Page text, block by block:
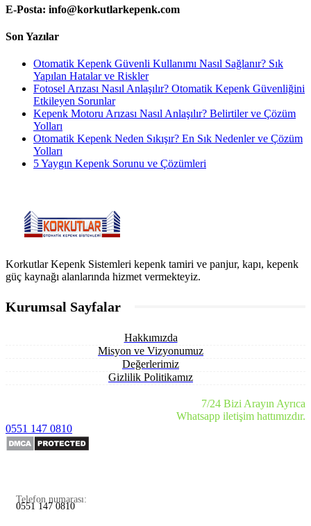
E-Posta: info@korkutlarkepenk.com
Son Yazılar
Otomatik Kepenk Güvenli Kullanımı Nasıl Sağlanır? Sık
Yapılan Hatalar ve Riskler
Fotosel Arızası Nasıl Anlaşılır? Otomatik Kepenk Güvenliğini
Etkileyen Sorunlar
Kepenk Motoru Arızası Nasıl Anlaşılır? Belirtiler ve Çözüm
Yolları
Otomatik Kepenk Neden Sıkışır? En Sık Nedenler ve Çözüm
Yolları
5 Yaygın Kepenk Sorunu ve Çözümleri
Korkutlar Kepenk Sistemleri kepenk tamiri ve panjur, kapı, kepenk
güç kaynağı alanlarında hizmet vermekteyiz.
Kurumsal Sayfalar
Hakkımızda
Misyon ve Vizyonumuz
Değerlerimiz
Gizlilik Politikamız
7/24 Bizi Arayın Ayrıca
Whatsapp iletişim hattımızdır.
0551 147 0810
Telefon numarası:
0551 147 0810